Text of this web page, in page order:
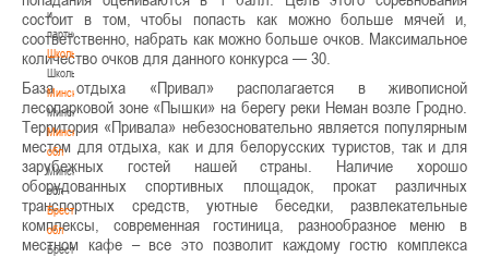
и
партнеры
Школы
Школы
Минск
Минск
Минская
обл
Минская
обл
Брестская
обл
Брестская
состоит в том, чтобы попасть как можно больше мячей и,
соответственно, набрать как можно больше очков. Максимальное
количество очков для данного конкурса — 30.
База отдыха «Привал» располагается в живописной
лесопарковой зоне «Пышки» на берегу реки Неман возле Гродно.
Территория «Привала» небезосновательно является популярным
местом для отдыха, как и для белорусских туристов, так и для
зарубежных гостей нашей страны. Наличие хорошо
оборудованных спортивных площадок, прокат различных
транспортных средств, уютные беседки, развлекательные
комплексы, современная гостиница, разнообразное меню в
местном кафе – все это позволит каждому гостю комплекса